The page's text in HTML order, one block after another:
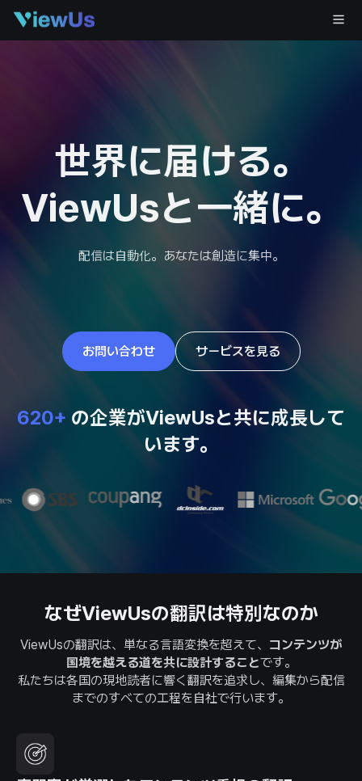
世界に届ける。
ViewUsと一緒に。
配信は自動化。あなたは創造に集中。
お問い合わせ サービスを見る
620+ の企業がViewUsと共に成長して
います。
なぜViewUsの翻訳は特別なのか
ViewUsの翻訳は、単なる言語変換を超えて、 コンテンツが
国境を越える道を共に設計することです。
私たちは各国の現地読者に響く翻訳を追求し、編集から配信
までのすべての工程を自社で行います。